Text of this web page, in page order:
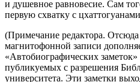
и душевное равновесие. Сам
первую схватку с
(Примечание редактора.
магнитофонной записи
«Автобиографических
публикуемых с разрешения
университета. Эти заметки